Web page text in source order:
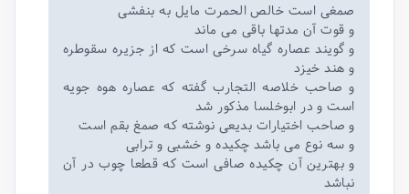
صمغی است خالص الحمرت مایل به بنفشی
و قوت آن مدتها باقی می ماند
و گویند عصاره گیاه سرخی است که از جزیره سقوطره
و هند خیزد
و صاحب خلاصه التجارب گفته که عصاره هوه جویه
است و در ابوخلسا مذکور شد
و صاحب اختیارات بدیعی نوشته که صمغ بقم است
و سه نوع می باشد چکیده و خشبی و ترابی
و بهترین آن چکیده صافی است که قطعا چوب در آن
نباشد